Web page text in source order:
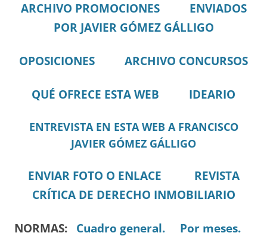
ARCHIVO PROMOCIONES
ENVIADOS
POR JAVIER GÓMEZ GÁLLIGO
OPOSICIONES ARCHIVO CONCURSOS
QUÉ OFRECE ESTA WEB IDEARIO
ENTREVISTA EN ESTA WEB A FRANCISCO
JAVIER GÓMEZ GÁLLIGO
ENVIAR FOTO O ENLACE
REVISTA
CRÍTICA DE DERECHO INMOBILIARIO
NORMAS: Cuadro general.
Por meses.